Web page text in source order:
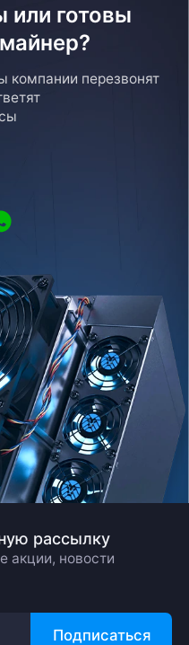
или готовы
компании перезвонят
рассылку
акции, новости
Подписаться